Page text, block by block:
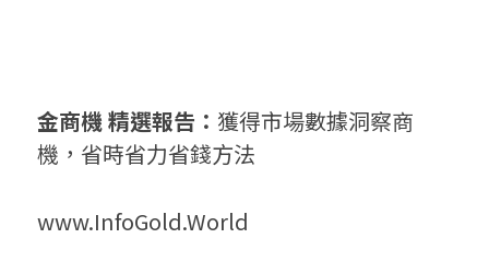
金商機 精選報告： 獲得市場數據洞察商
機，省時省力省錢方法
www.InfoGold.World